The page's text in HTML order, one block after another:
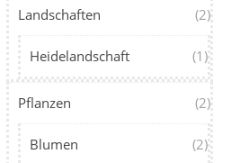
Landschaften (2)
Heidelandschaft (1)
Pflanzen (2)
Blumen (2)